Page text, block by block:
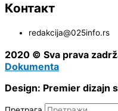
Контакт
redakcija@025info.rs
2020 © Sva prava
Dokumenta
Design: Premier dizajn